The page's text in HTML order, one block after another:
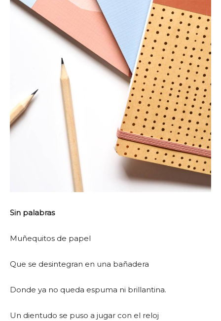
Sin palabras
Muñequitos de papel
Que se desintegran en una bañadera
Donde ya no queda espuma ni brillantina.
Un dientudo se puso a jugar con el reloj